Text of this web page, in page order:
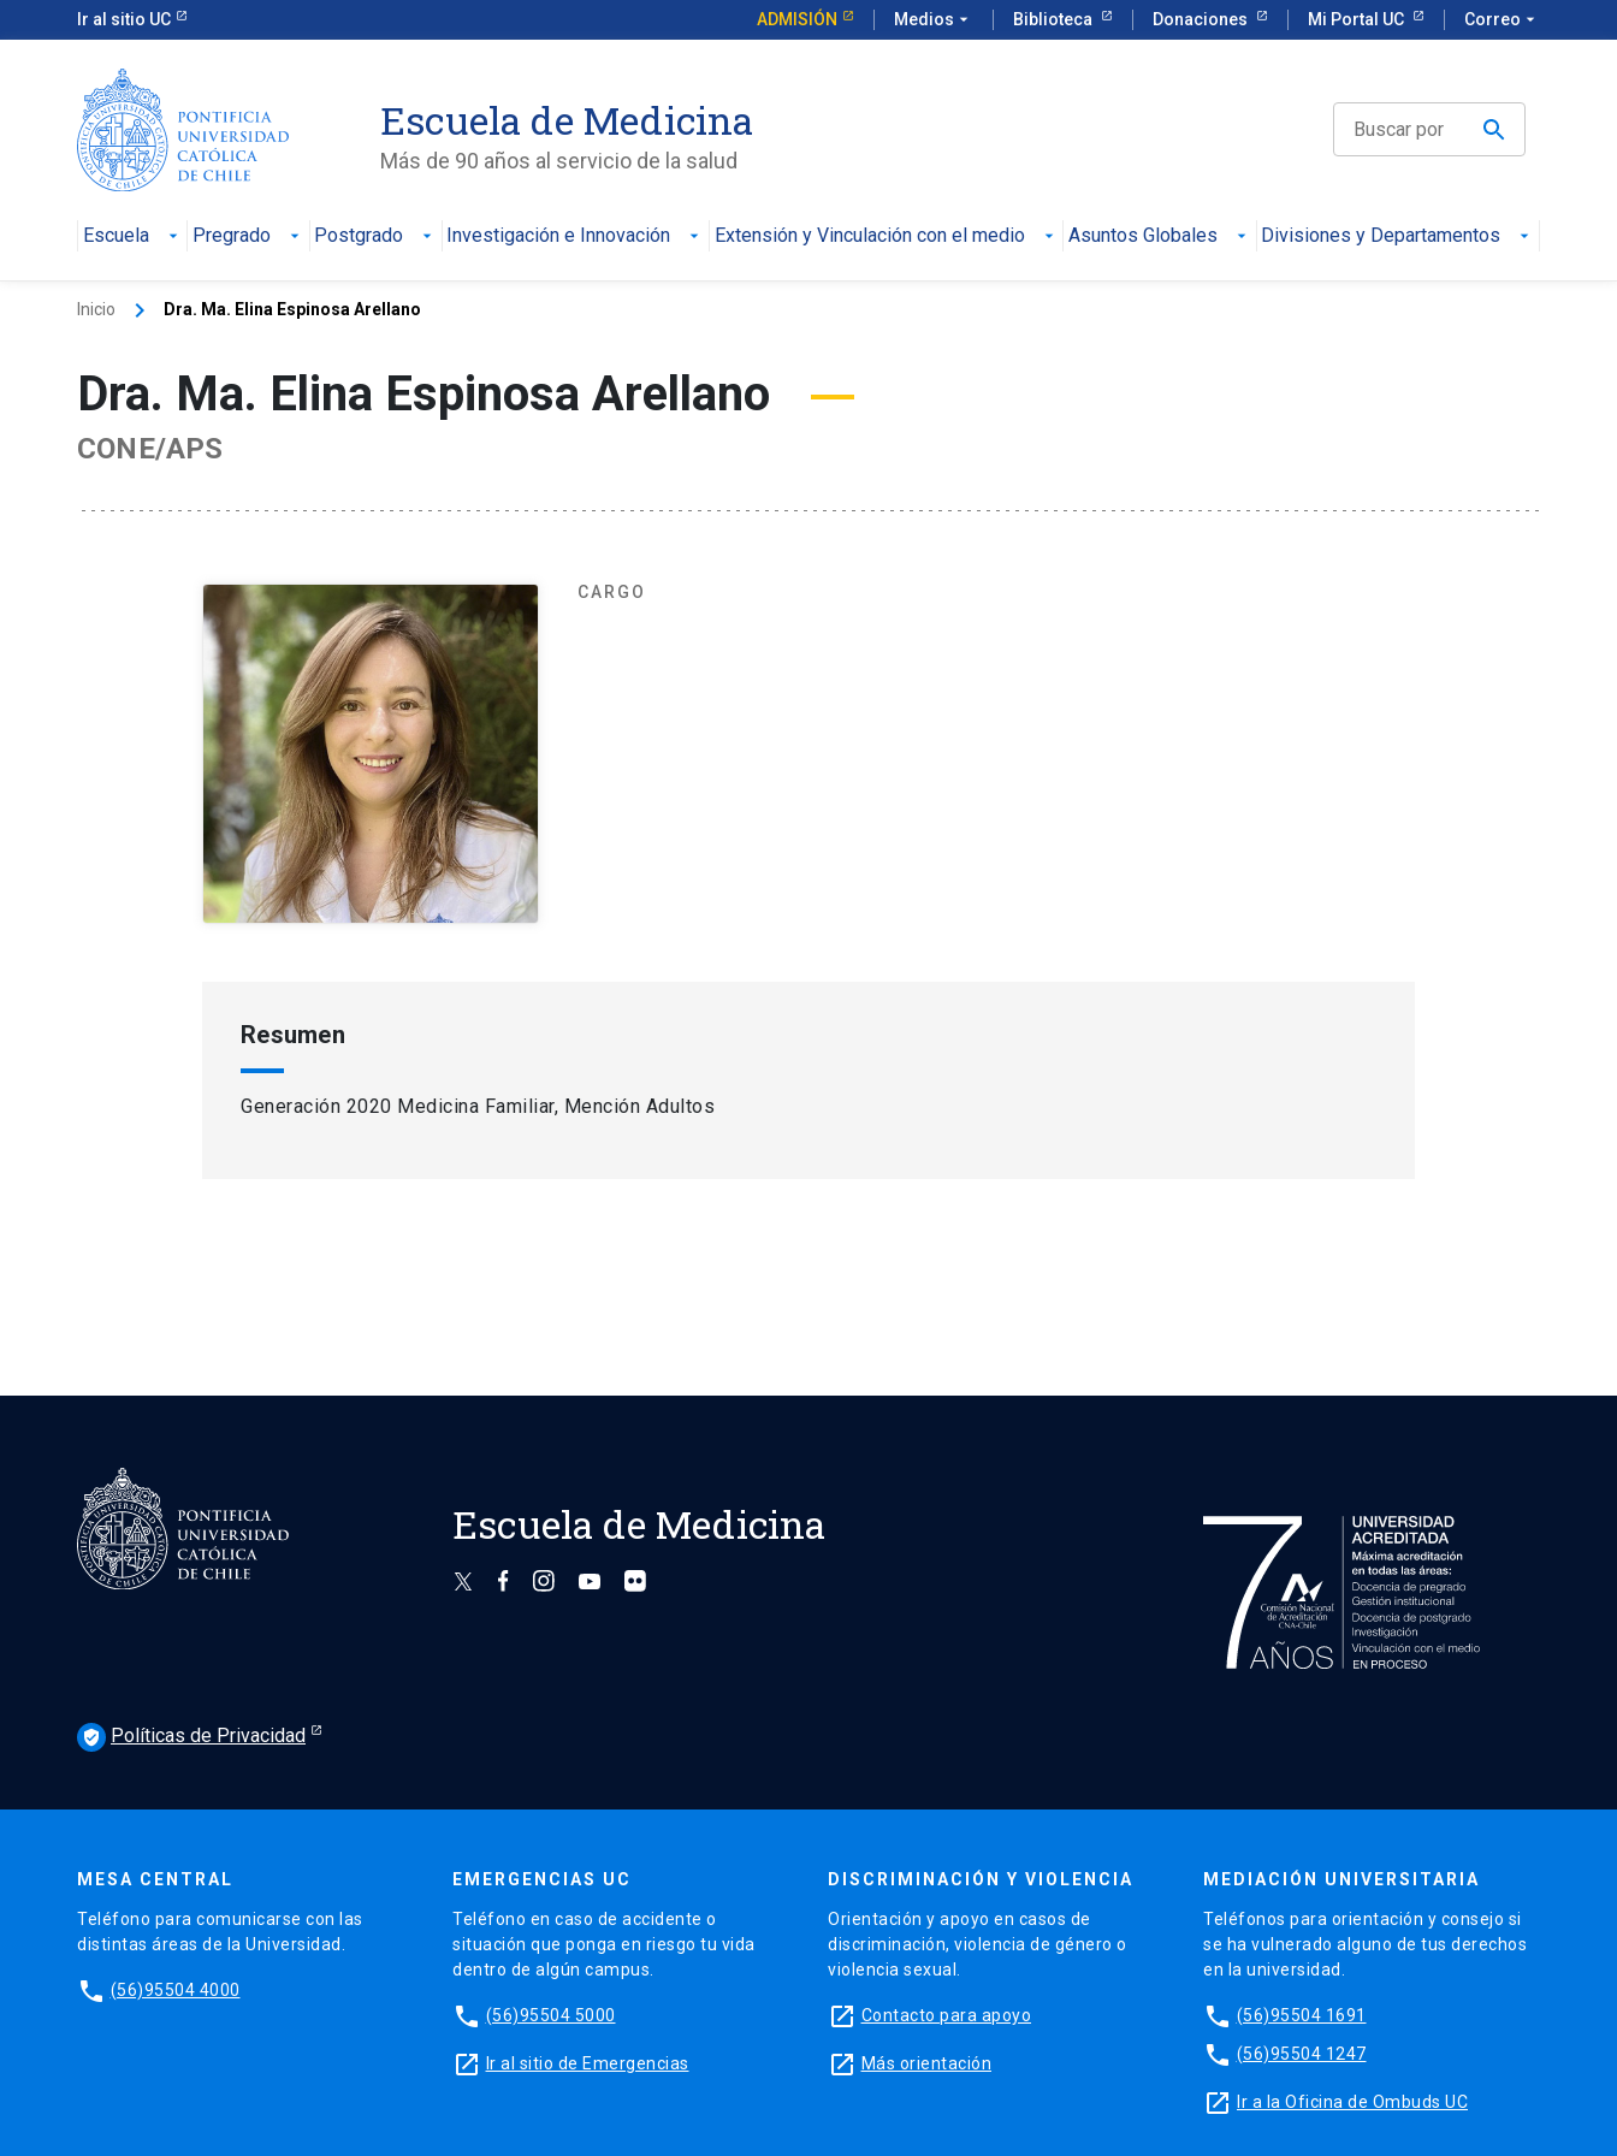
Ir al sitio UC ADMISIÓN Medios arrow_drop_down Biblioteca Donaciones Mi Portal UC Correo arrow_drop_down
Escuela de Medicina
Más de 90 años al servicio de la salud
Escuela Pregrado Postgrado Investigación e Innovación Extensión y Vinculación con el medio Asuntos Globales Divisiones y Departamentos
Inicio keyboard_arrow_right Dra. Ma. Elina Espinosa Arellano
Dra. Ma. Elina Espinosa Arellano
CONE/APS
CARGO
Resumen
Generación 2020 Medicina Familiar, Mención Adultos
Escuela de Medicina
verified_user Políticas de Privacidad
MESA CENTRAL
Teléfono para comunicarse con las
distintas áreas de la Universidad.
phone (56)95504 4000
EMERGENCIAS UC
Teléfono en caso de accidente o
situación que ponga en riesgo tu vida
dentro de algún campus.
phone (56)95504 5000
launch Ir al sitio de Emergencias
DISCRIMINACIÓN Y VIOLENCIA
Orientación y apoyo en casos de
discriminación, violencia de género o
violencia sexual.
launch Contacto para apoyo
launch Más orientación
MEDIACIÓN UNIVERSITARIA
Teléfonos para orientación y consejo si
se ha vulnerado alguno de tus derechos
en la universidad.
phone (56)95504 1691
phone (56)95504 1247
launch Ir a la Oficina de Ombuds UC